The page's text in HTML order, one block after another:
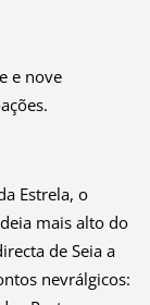
e nove
Estrela, o
mais alto do
de Seia a
nevrálgicos: